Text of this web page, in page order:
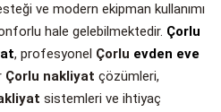
ve modern ekipman kullanımı
hale gelebilmektedir. Çorlu
, profesyonel Çorlu evden eve
Çorlu nakliyat çözümleri,
sistemleri ve ihtiyaç